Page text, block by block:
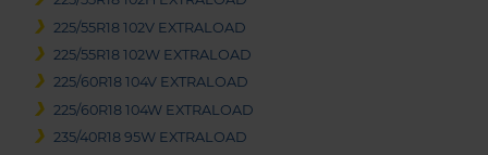
225/55R18 102V EXTRALOAD
225/55R18 102W EXTRALOAD
225/60R18 104V EXTRALOAD
225/60R18 104W EXTRALOAD
235/40R18 95W EXTRALOAD